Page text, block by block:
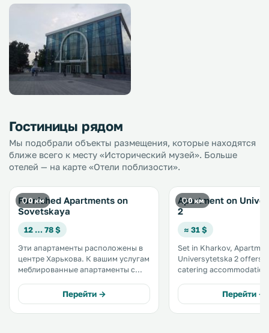
Гостиницы рядом
Мы подобрали объекты размещения, которые находятся
ближе всего к месту «Исторический музей». Больше
отелей — на карте «Отели поблизости».
0 км
Furnished Apartments on
Sovetskaya
12 … 78 $
Эти апартаменты расположены в
центре Харькова. К вашим услугам
меблированные апартаменты с
"Радьянская" находится в 10
минутах ходьбы от апартаментов. .
Перейти →
0 км
Apartment on
2
≈ 31 $
Set in Kharkov,
Universytetska 2 offers
catering
km from Metallist Stadium. A
screen TV is featured. .
Перейти →